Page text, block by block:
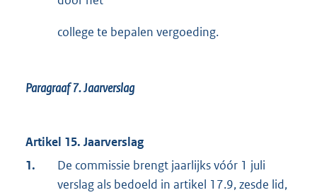
college te bepalen vergoeding.
Paragraaf 7.Jaarverslag
Artikel 15. Jaarverslag
1.
De commissie brengt jaarlijks vóór 1 juli
verslag als bedoeld in artikel 17.9, zesde lid,